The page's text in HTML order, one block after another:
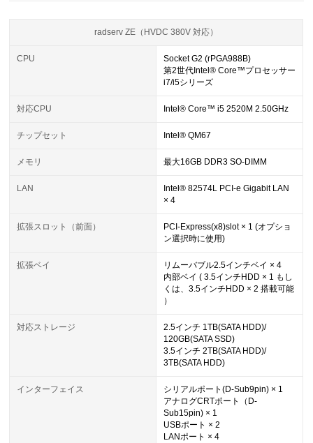
radserv ZE（HVDC 380V 対応）
CPU
Socket G2 (rPGA988B)
第2世代Intel® Core™プロセッサー
i7/i5シリーズ
対応CPU Intel® Core™ i5 2520M 2.50GHz
チップセット Intel® QM67
メモリ 最大16GB DDR3 SO-DIMM
LAN
Intel® 82574L PCI-e Gigabit LAN
× 4
拡張スロット（前面）
PCI-Express(x8)slot × 1 (オプショ
ン選択時に使用)
拡張ベイ
リムーバブル2.5インチベイ × 4
内部ベイ ( 3.5インチHDD × 1 もし
くは、3.5インチHDD × 2 搭載可能
）
対応ストレージ
2.5インチ 1TB(SATA HDD)/
120GB(SATA SSD)
3.5インチ 2TB(SATA HDD)/
3TB(SATA HDD)
インターフェイス
シリアルポート(D-Sub9pin) × 1
アナログCRTポート（D-
Sub15pin) × 1
USBポート × 2
LANポート × 4